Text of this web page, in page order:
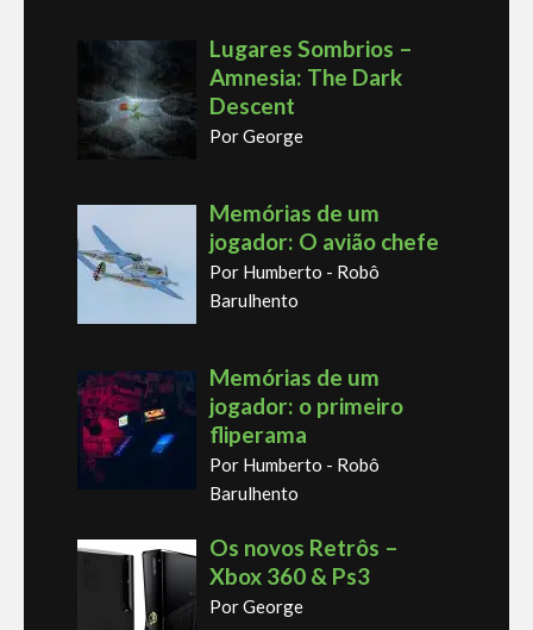
Lugares Sombrios –
Amnesia: The Dark
Descent
Por George
Memórias de um
jogador: O avião chefe
Por Humberto - Robô
Barulhento
Memórias de um
jogador: o primeiro
fliperama
Por Humberto - Robô
Barulhento
Os novos Retrôs –
Xbox 360 & Ps3
Por George